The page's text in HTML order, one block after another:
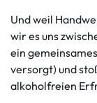
Und weil
wir es uns
ein
versorgt) und
alkoholfreien